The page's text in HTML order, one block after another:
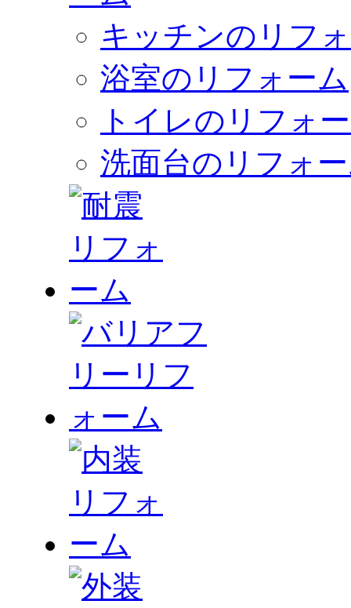
キッチンのリフ
浴室のリフォーム
トイレのリフォ
洗面台のリフォ